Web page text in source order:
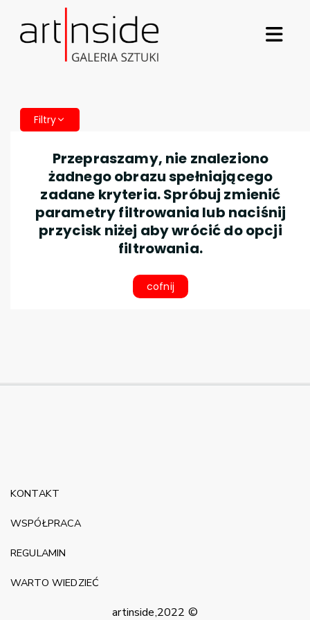
Filtry
Przepraszamy, nie znaleziono
żadnego obrazu spełniającego
zadane kryteria. Spróbuj zmienić
parametry filtrowania lub naciśnij
przycisk niżej aby wrócić do opcji
filtrowania.
cofnij
artinside,2022 ©
KONTAKT
WSPÓŁPRACA
REGULAMIN
WARTO WIEDZIEĆ